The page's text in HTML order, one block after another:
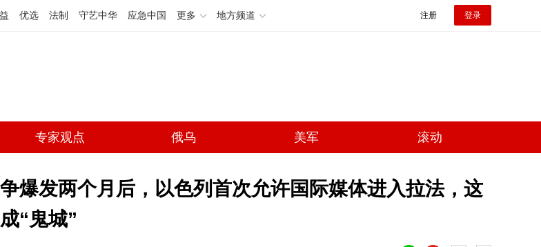
优选 法制 守艺中华 应急中国 更多 地方频道 注册 登录
专家观点 俄乌 美军 滚动
爆发两个月后，以色列首次允许国际媒体进入拉法，这
“鬼城”